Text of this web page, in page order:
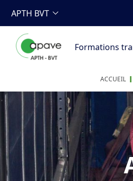
APTH BVT
Formations
ACCUEIL